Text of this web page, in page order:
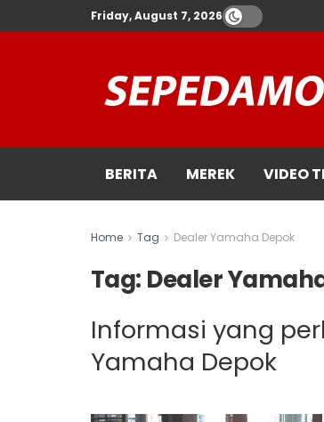
Friday, August 7, 2026
BERITA MEREK VIDEO
Home Tag Dealer Yamaha Depok
Tag: Dealer
Informasi yang
Yamaha Depok